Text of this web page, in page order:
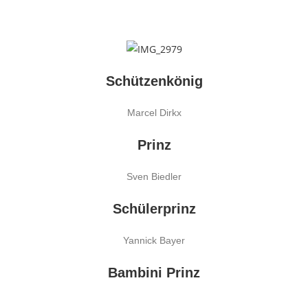
Schützenkönig
Marcel Dirkx
Prinz
Sven Biedler
Schülerprinz
Yannick Bayer
Bambini Prinz